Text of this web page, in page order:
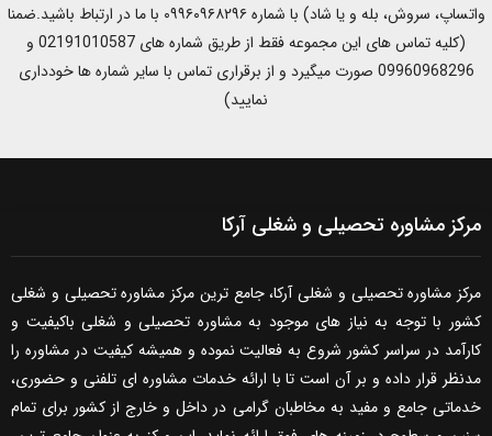
واتساپ، سروش، بله و یا شاد) با شماره ۰۹۹۶۰۹۶۸۲۹۶ با ما در ارتباط باشید.ضمنا
(کلیه تماس های این مجموعه فقط از طریق شماره های 02191010587 و
09960968296 صورت میگیرد و از برقراری تماس با سایر شماره ها خودداری
نمایید)
مرکز مشاوره تحصیلی و شغلی آرکا
مرکز مشاوره تحصیلی و شغلی آرکا، جامع ترین مرکز مشاوره تحصیلی و شغلی
کشور با توجه به نیاز های موجود به مشاوره تحصیلی و شغلی باکیفیت و
کارآمد در سراسر کشور شروع به فعالیت نموده و همیشه کیفیت در مشاوره را
مدنظر قرار داده و بر آن است تا با ارائه خدمات مشاوره ای تلفنی و حضوری،
خدماتی جامع و مفید به مخاطبان گرامی در داخل و خارج از کشور برای تمام